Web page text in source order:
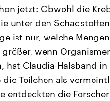
jetzt: Obwohl die
unter den
ist nur, welche
wenn
hat Claudia Halsband
Teilchen als
entdeckten die